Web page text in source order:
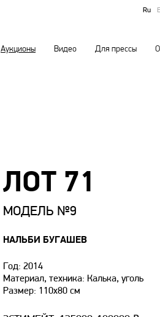
Ru
Аукционы Видео Для прессы
НАЛЬБИ БУГАШЕВ
МОДЕЛЬ №9
ЛОТ 71
Год: 2014
Материал, техника: Калька, уголь
Размер: 110х80 см